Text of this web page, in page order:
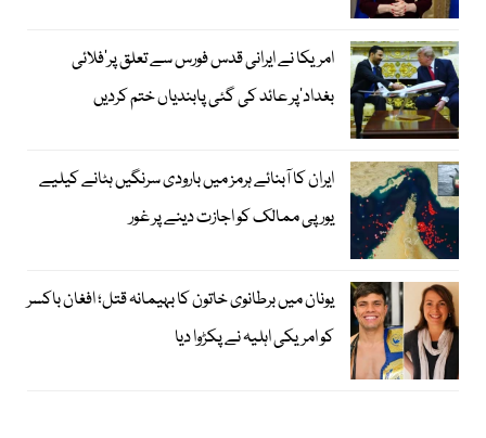
امریکا نے ایرانی قدس فورس سے تعلق پر’فلائی
بغداد‘پر عائد کی گئی پابندیاں ختم کردیں
ایران کا آبنائے ہرمز میں بارودی سرنگیں ہٹانے کیلیے
یورپی ممالک کو اجازت دینے پر غور
یونان میں برطانوی خاتون کا بہیمانہ قتل؛ افغان باکسر
کو امریکی اہلیہ نے پکڑوا دیا